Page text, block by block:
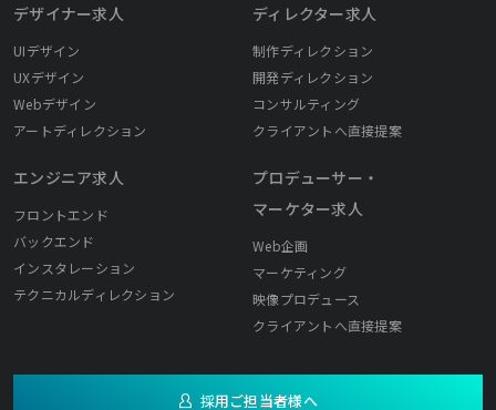
デザイナー求人
UIデザイン
UXデザイン
Webデザイン
アートディレクション
エンジニア求人
フロントエンド
バックエンド
インスタレーション
テクニカルディレクション
ディレクター求人
制作ディレクション
開発ディレクション
コンサルティング
クライアントへ直接提案
プロデューサー・
マーケター求人
Web企画
マーケティング
映像プロデュース
クライアントへ直接提案
採用ご担当者様へ